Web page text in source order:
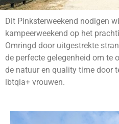
Dit Pinksterweekend nodigen
kampeerweekend op het
Omringd door uitgestrekte
de perfecte gelegenheid om te
de natuur en quality time door
lbtqia+ vrouwen.